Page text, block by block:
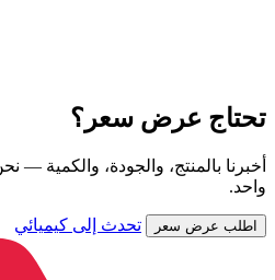
تحتاج عرض سعر؟
أخبرنا بالمنتج، والجودة، والكمية
واحد.
اطلب عرض سعر تحدث إلى كيميائي